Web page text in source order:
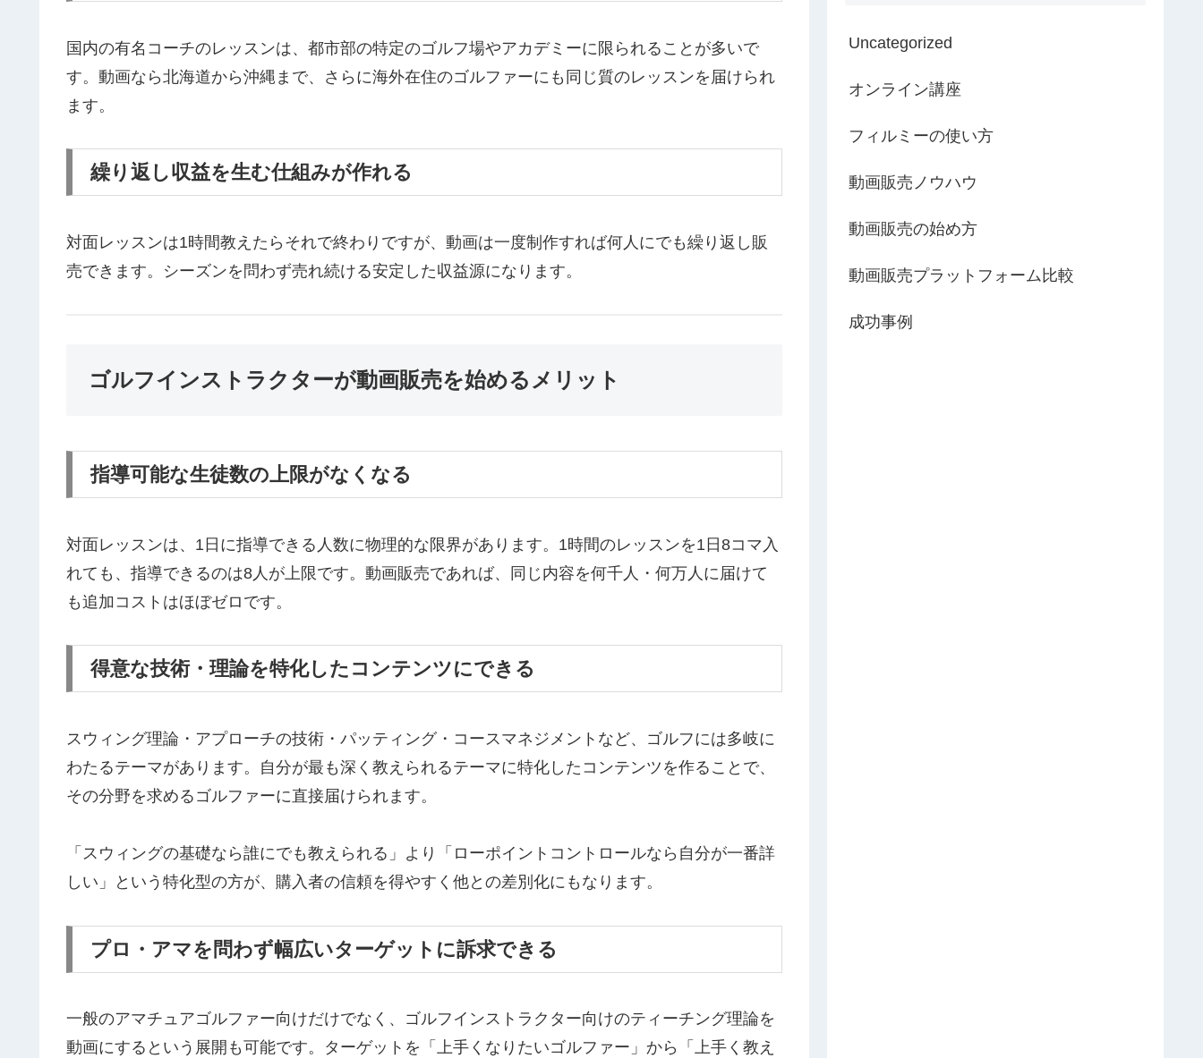
国内の有名コーチのレッスンは、都市部の特定のゴルフ場やアカデミーに限られることが多いで
す。動画なら北海道から沖縄まで、さらに海外在住のゴルファーにも同じ質のレッスンを届けられ
ます。
繰り返し収益を生む仕組みが作れる
対面レッスンは1時間教えたらそれで終わりですが、動画は一度制作すれば何人にでも繰り返し販
売できます。シーズンを問わず売れ続ける安定した収益源になります。
ゴルフインストラクターが動画販売を始めるメリット
指導可能な生徒数の上限がなくなる
対面レッスンは、1日に指導できる人数に物理的な限界があります。1時間のレッスンを1日8コマ入
れても、指導できるのは8人が上限です。動画販売であれば、同じ内容を何千人・何万人に届けて
も追加コストはほぼゼロです。
得意な技術・理論を特化したコンテンツにできる
スウィング理論・アプローチの技術・パッティング・コースマネジメントなど、ゴルフには多岐に
わたるテーマがあります。自分が最も深く教えられるテーマに特化したコンテンツを作ることで、
その分野を求めるゴルファーに直接届けられます。
「スウィングの基礎なら誰にでも教えられる」より「ローポイントコントロールなら自分が一番詳
しい」という特化型の方が、購入者の信頼を得やすく他との差別化にもなります。
プロ・アマを問わず幅広いターゲットに訴求できる
一般のアマチュアゴルファー向けだけでなく、ゴルフインストラクター向けのティーチング理論を
動画にするという展開も可能です。ターゲットを「上手くなりたいゴルファー」から「上手く教え
Uncategorized
オンライン講座
フィルミーの使い方
動画販売ノウハウ
動画販売の始め方
動画販売プラットフォーム比較
成功事例